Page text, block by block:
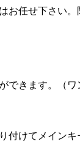
任せ下さい
きます。（
けてメインキ